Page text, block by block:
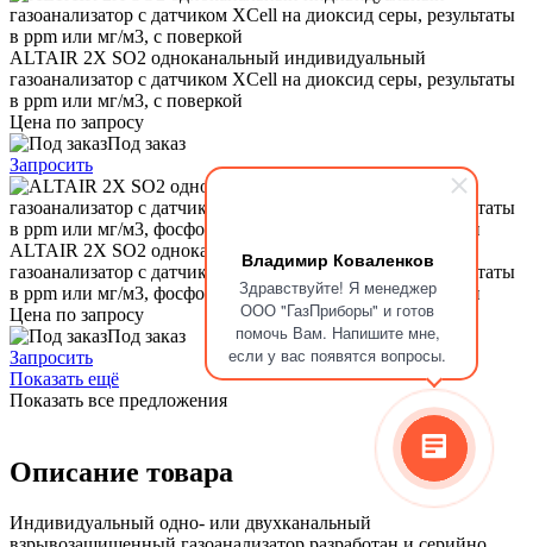
Владимир Коваленков
Здравствуйте! Я менеджер
ООО "ГазПриборы" и готов
помочь Вам. Напишите мне,
если у вас появятся вопросы.
ALTAIR 2X SО2 одноканальный индивидуальный
газоанализатор с датчиком XCell на диоксид серы, результаты
в ppm или мг/м3, с поверкой
Цена по запросу
Под заказ
Запросить
ALTAIR 2X SО2 одноканальный индивидуальный
газоанализатор с датчиком XCell на диоксид серы, результаты
в ppm или мг/м3, фосфоресцирующий корпус, с поверкой
Цена по запросу
Под заказ
Запросить
Показать ещё
Показать все предложения
Описание товара
Индивидуальный одно- или двухканальный